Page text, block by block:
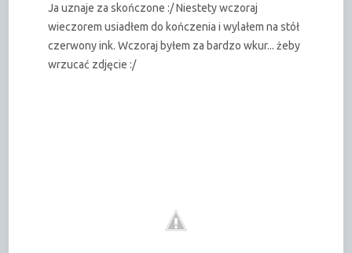
Ja uznaje za skończone :/ Niestety wczoraj
wieczorem usiadłem do kończenia i wylałem na stół
czerwony ink. Wczoraj byłem za bardzo wkur... żeby
wrzucać zdjęcie :/